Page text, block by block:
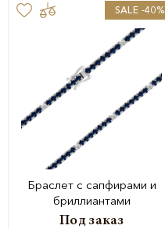
SALE -40%
Браслет с сапфирами и
бриллиантами
Под заказ